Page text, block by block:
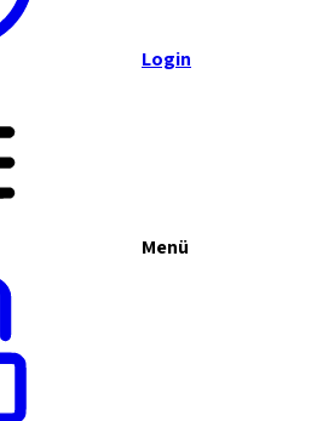
Login
Menü